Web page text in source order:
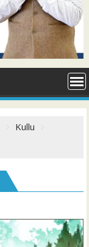
Kullu